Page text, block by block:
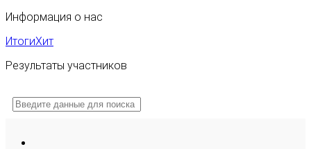
Информация о нас
ИтогиХит
Результаты участников